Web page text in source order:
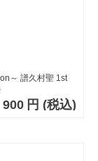
～ 譜久村聖 1st
900 円 (税込)